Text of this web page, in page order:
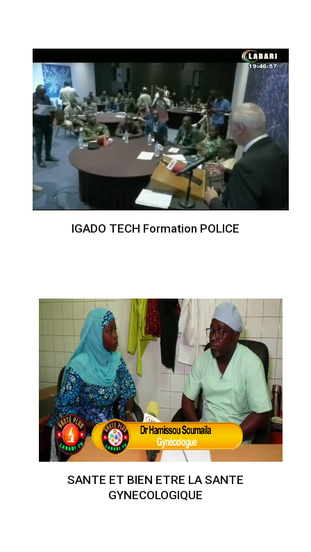
IGADO TECH Formation POLICE
SANTE ET BIEN ETRE LA SANTE
GYNECOLOGIQUE